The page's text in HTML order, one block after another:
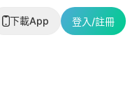
下載App 登入/註冊